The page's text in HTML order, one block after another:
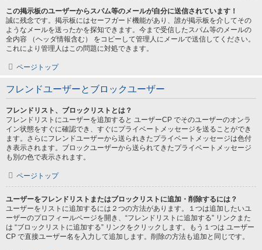
この掲示板のユーザーからスパム等のメールが自分に送信されています！
誠に残念です。掲示板にはセーフガード機能があり、誰が掲示板を介してその
ようなメールを送ったかを探知できます。今まで受信したスパム等のメールの
全内容 （ヘッダ情報含む） をコピーして管理人にメールで送信してください。
これにより管理人はこの問題に対処できます。
ページトップ
フレンドユーザーとブロックユーザー
フレンドリスト、ブロックリストとは？
フレンドリストにユーザーを追加すると ユーザーCP でそのユーザーのオンラ
イン状態をすぐに確認でき、すぐにプライベートメッセージを送ることができ
ます。さらにフレンドユーザーから送られきたプライベートメッセージは色付
き表示されます。ブロックユーザーから送られてきたプライベートメッセージ
も別の色で表示されます。
ページトップ
ユーザーをフレンドリストまたはブロックリストに追加・削除するには？
ユーザーをリストに追加するには２つの方法があります。１つは追加したいユ
ーザーのプロフィールページを開き、“フレンドリストに追加する” リンクまた
は “ブロックリストに追加する” リンクをクリックします。もう１つは ユーザー
CP で直接ユーザー名を入力して追加します。削除の方法も追加と同じです。